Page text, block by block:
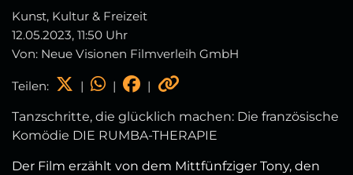
Kunst, Kultur & Freizeit
12.05.2023, 11:50 Uhr
Von: Neue Visionen Filmverleih GmbH
Teilen: | | |
Tanzschritte, die glücklich machen: Die französische
Komödie DIE RUMBA-THERAPIE
Der Film erzählt von dem Mittfünfziger Tony, den